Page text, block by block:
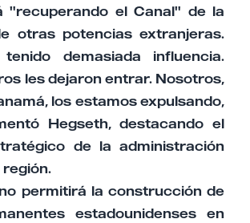
"recuperando el Canal" de la
otras potencias extranjeras.
demasiada influencia.
les dejaron entrar. Nosotros,
los estamos expulsando,
Hegseth, destacando el
de la administración
región.
permitirá la construcción de
estadounidenses en